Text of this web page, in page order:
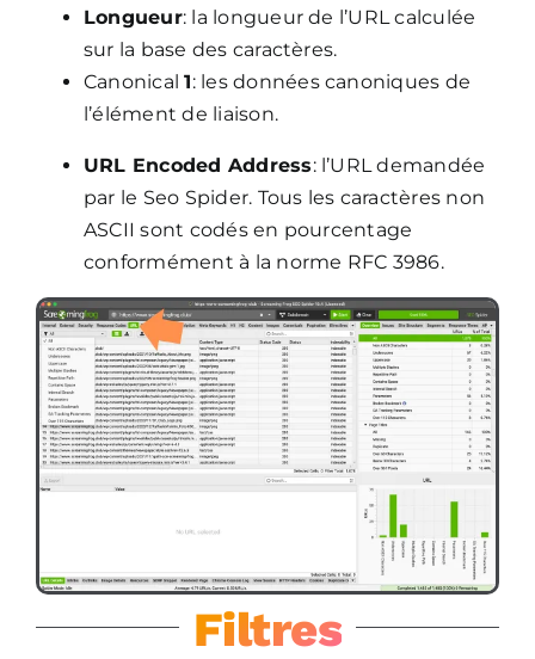
Longueur: la longueur de l’URL calculée
sur la base des caractères.
Canonical1: les données canoniques de
l’élément de liaison.
URL Encoded Address: l’URL demandée
par le Seo Spider. Tous les caractères non
ASCII sont codés en pourcentage
conformément à la norme RFC 3986.
Filtres